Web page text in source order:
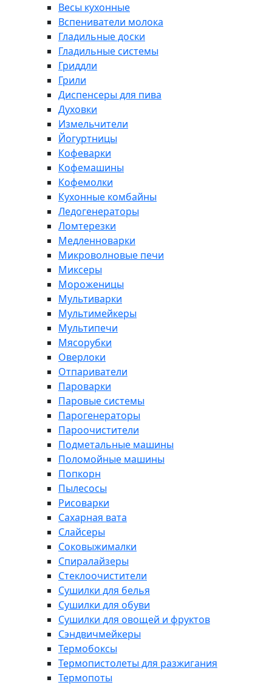
Весы кухонные
Вспениватели молока
Гладильные доски
Гладильные системы
Гриддли
Грили
Диспенсеры для пива
Духовки
Измельчители
Йогуртницы
Кофеварки
Кофемашины
Кофемолки
Кухонные комбайны
Ледогенераторы
Ломтерезки
Медленноварки
Микроволновые печи
Миксеры
Мороженицы
Мультиварки
Мультимейкеры
Мультипечи
Мясорубки
Оверлоки
Отпариватели
Пароварки
Паровые системы
Парогенераторы
Пароочистители
Подметальные машины
Поломойные машины
Попкорн
Пылесосы
Рисоварки
Сахарная вата
Слайсеры
Соковыжималки
Спиралайзеры
Стеклоочистители
Сушилки для белья
Сушилки для обуви
Сушилки для овощей и фруктов
Сэндвичмейкеры
Термобоксы
Термопистолеты для разжигания
Термопоты